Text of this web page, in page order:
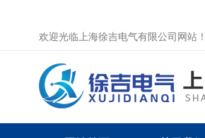
欢迎光临上海徐吉电气有限公司网站！